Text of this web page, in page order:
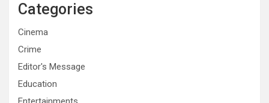
Categories
Cinema
Crime
Editor's Message
Education